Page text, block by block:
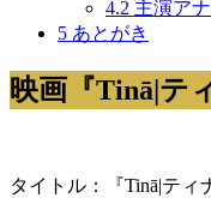
4.2 主演ア
5 あとがき
映画『Tinā|テ
タイトル：『Tinā|ティ